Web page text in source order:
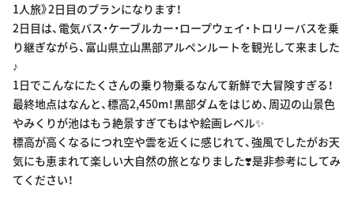
1人旅》2日目のプランになります！
2日目は、電気バス・ケーブルカー・ロープウェイ・トロリーバスを乗
り継ぎながら、富山県立山黒部アルペンルートを観光して来ました
♪
1日でこんなにたくさんの乗り物乗るなんて新鮮で大冒険すぎる！
最終地点はなんと、標高2,450m！黒部ダムをはじめ、周辺の山景色
やみくりが池はもう絶景すぎてもはや絵画レベル✨
標高が高くなるにつれ空や雲を近くに感じれて、強風でしたがお天
気にも恵まれて楽しい大自然の旅となりました❣️是非参考にしてみ
てください！